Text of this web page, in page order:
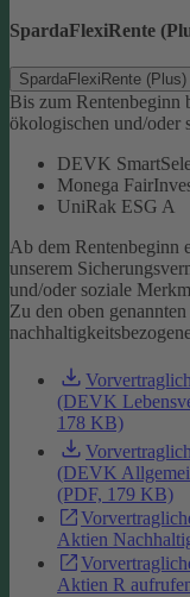
SpardaFlexiRente
SpardaFlexiRente (Plus)
Bis zum Rentenbeginn
ökologischen und/oder
DEVK
Monega
UniRak ESG A
Ab dem Rentenbeginn
unserem
und/oder soziale
Zu den oben
(DEVK
178 KB)
(DEVK
(PDF, 179 KB)
Aktien
Aktien R